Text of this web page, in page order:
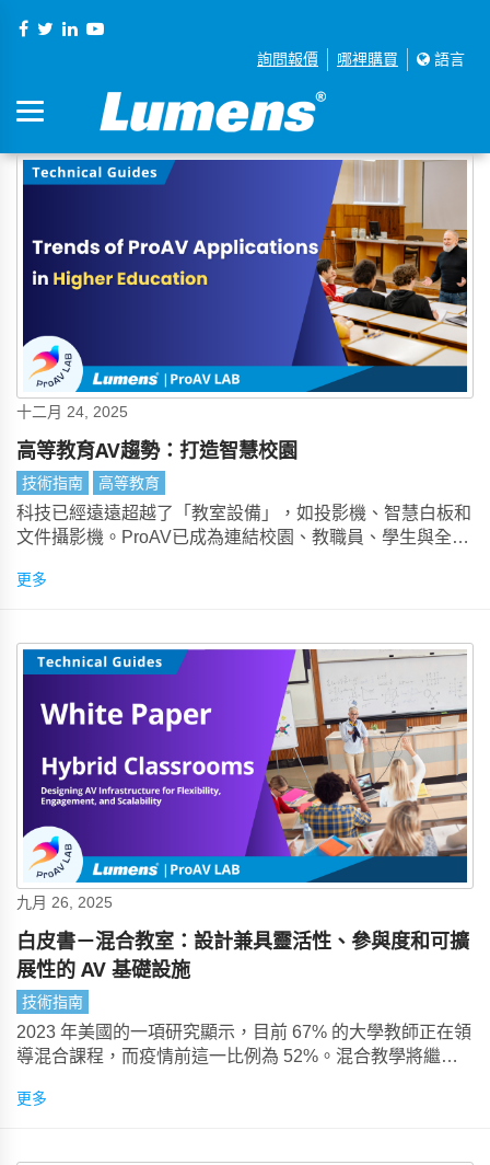
詢問報價 哪裡購買 語言
十二月 24, 2025
高等教育AV趨勢：打造智慧校園
技術指南 高等教育
科技已經遠遠超越了「教室設備」，如投影機、智慧白板和
文件攝影機。ProAV已成為連結校園、教職員、學生與全球
更多
九月 26, 2025
白皮書－混合教室：設計兼具靈活性、參與度和可擴
展性的 AV 基礎設施
技術指南
2023 年美國的一項研究顯示，目前 67% 的大學教師正在領
導混合課程，而疫情前這一比例為 52%。混合教學將繼續
更多